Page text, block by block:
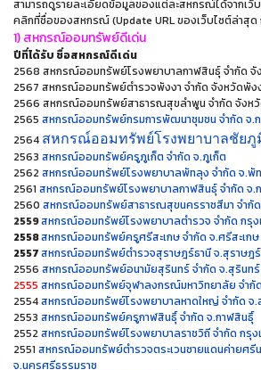
สามารถดูรายละเอียดข้อมูลของแต่ละสหกรณ์ได้จากเ
คลิกที่ชื่อของสหกรณ์ (Update URL ของเว็บไซต์ล่าสุ
1) สหกรณ์ออมทรัพย์ดีเด่น
ปีที่ได้รับ ชื่อสหกรณ์ดีเด่น
2568 สหกรณ์ออมทรัพย์โรงพยาบาลกาฬสินธุ์ จำกัด จั
2567 สหกรณ์ออมทรัพย์ตำรวจพังงา จำกัด จังหวัดพัง
2566 สหกรณ์ออมทรัพย์สาธารณสุขลำพูน จำกัด จังห
2565 สหกรณ์ออมทรัพย์กรมการพัฒนาชุมชน จำกัด จ.
2564 สหกรณ์ออมทรัพย์โรงพยาบาลชัยภู
2563 สหกรณ์ออมทรัพย์ครูภูเก็ต จำกัด จ.ภูเก็ต
2562 สหกรณ์ออมทรัพย์โรงพยาบาลพัทลุง จำกัด จ.พั
2561 สหกรณ์ออมทรัพย์โรงพยาบาลกาฬสินธุ์ จำกัด จ.
2560 สหกรณ์ออมทรัพย์สาธารณสุขนครราชสีมา จำกัด
2559สหกรณ์ออมทรัพย์โรงพยาบาลตำรวจ จำกัด กรุง
2558สหกรณ์ออมทรัพย์ครูศรีสะเกษ จำกัด จ.ศรีสะเกษ
2557สหกรณ์ออมทรัพย์ตำรวจสุราษฎร์ธานี จ.สุราษฎ
2556 สหกรณ์ออมทรัพย์อนามัยสุรินทร์ จำกัด จ.สุรินทร์
2555 สหกรณ์ออมทรัพย์จุฬาลงกรณ์มหาวิทยาลัย จำกั
2554สหกรณ์ออมทรัพย์โรงพยาบาลหาดใหญ่ จำกัด จ.
2553 สหกรณ์ออมทรัพย์ครูกาฬสินธุิ์ จำกัด จ.กาฬสินธุิ์
2552 สหกรณ์ออมทรัพย์โรงพยาบาลราชวิถี จำกัด กรุง
2551 สหกรณ์ออมทรัพย์ตำรวจตระเวนชายแดนค่ายศรี
จ.นครศรีธรรมราช